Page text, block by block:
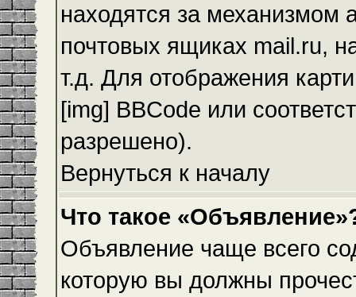
находятся за механизмом
почтовых ящиках mail.ru,
т.д. Для отображения
[img] BBCode или
разрешено).
Вернуться к началу
Что такое
Объявление чаще всего
которую вы должны